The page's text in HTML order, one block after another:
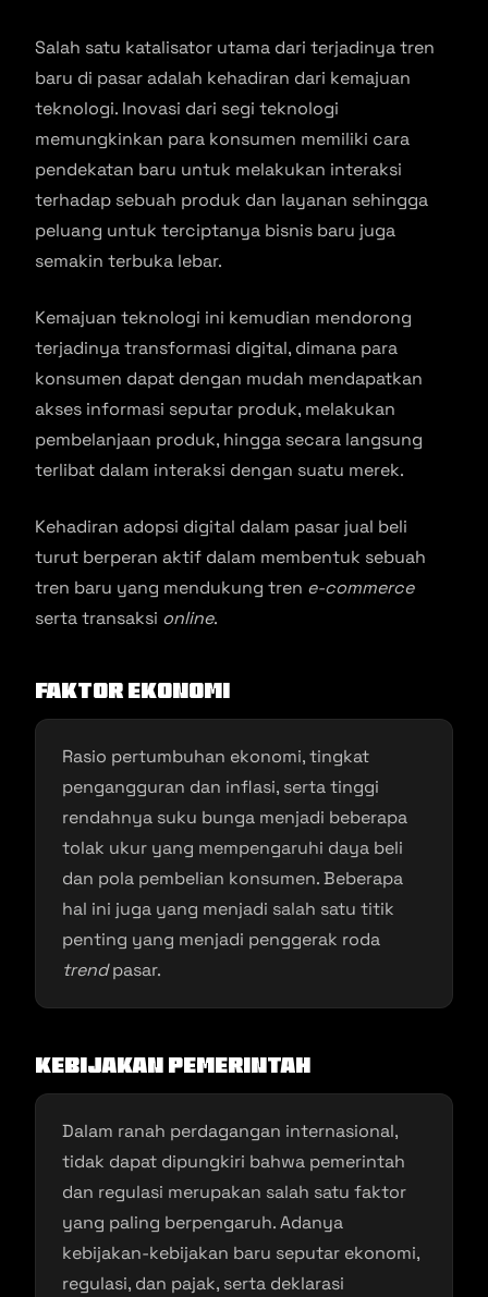
Salah satu katalisator utama dari terjadinya tren
baru di pasar adalah kehadiran dari kemajuan
teknologi. Inovasi dari segi teknologi
memungkinkan para konsumen memiliki cara
pendekatan baru untuk melakukan interaksi
terhadap sebuah produk dan layanan sehingga
peluang untuk terciptanya bisnis baru juga
semakin terbuka lebar.
Kemajuan teknologi ini kemudian mendorong
terjadinya transformasi digital, dimana para
konsumen dapat dengan mudah mendapatkan
akses informasi seputar produk, melakukan
pembelanjaan produk, hingga secara langsung
terlibat dalam interaksi dengan suatu merek.
Kehadiran adopsi digital dalam pasar jual beli
turut berperan aktif dalam membentuk sebuah
tren baru yang mendukung tren e-commerce
serta transaksi online.
Faktor Ekonomi
Rasio pertumbuhan ekonomi, tingkat
pengangguran dan inflasi, serta tinggi
rendahnya suku bunga menjadi beberapa
tolak ukur yang mempengaruhi daya beli
dan pola pembelian konsumen. Beberapa
hal ini juga yang menjadi salah satu titik
penting yang menjadi penggerak roda
trendpasar.
Kebijakan Pemerintah
Dalam ranah perdagangan internasional,
tidak dapat dipungkiri bahwa pemerintah
dan regulasi merupakan salah satu faktor
yang paling berpengaruh. Adanya
kebijakan-kebijakan baru seputar ekonomi,
regulasi, dan pajak, serta deklarasi